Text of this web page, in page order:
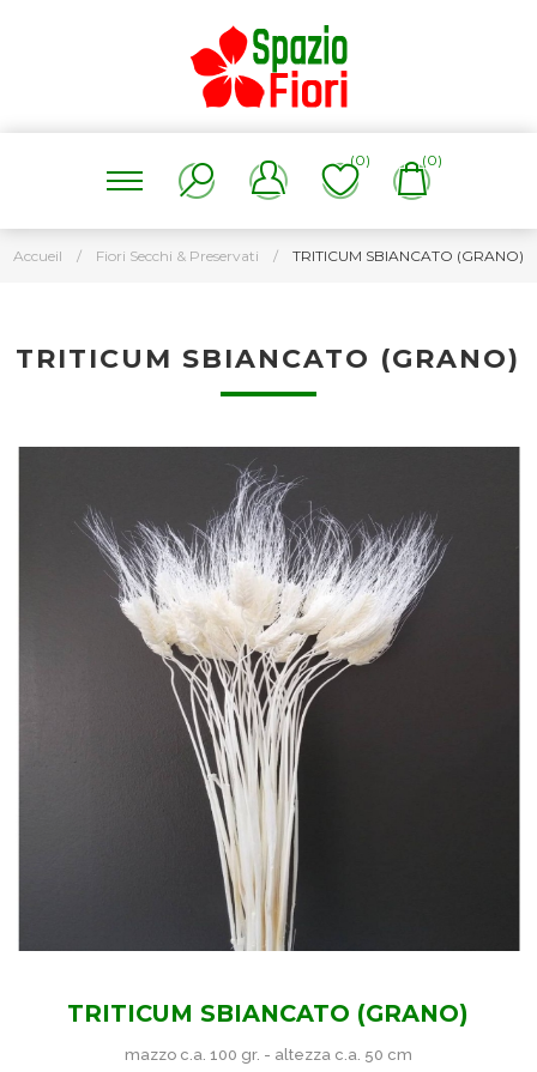
(0) (0)
Accueil / Fiori Secchi & Preservati / TRITICUM SBIANCATO (GRANO)
TRITICUM SBIANCATO (GRANO)
TRITICUM SBIANCATO (GRANO)
mazzo c.a. 100 gr. - altezza c.a. 50 cm